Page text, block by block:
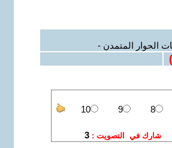
الحوار المتمدن -
)